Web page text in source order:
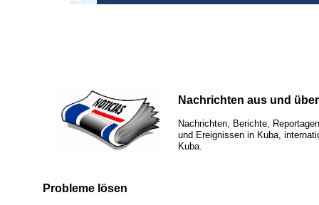
Nachrichten aus und
Nachrichten, Berichte,
und Ereignissen in Kuba,
Kuba.
Probleme lösen